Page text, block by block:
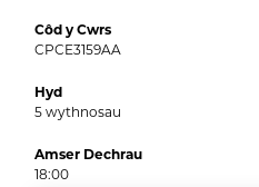
Côd y Cwrs
CPCE3159AA
Hyd
5wythnosau
Amser Dechrau
18:00